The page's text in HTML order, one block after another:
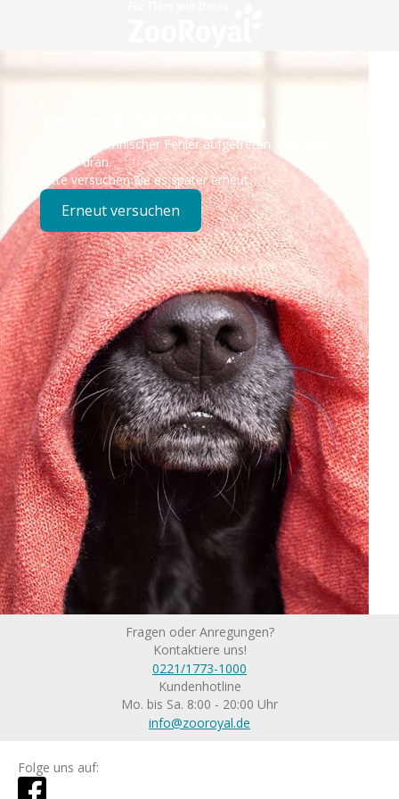
Technisches Problem
Es ist ein technischer Fehler aufgetreten – wir sind
bereits dran.
Bitte versuchen Sie es später erneut.
Erneut versuchen
Fragen oder Anregungen?
Kontaktiere uns!
0221/1773-1000
Kundenhotline
Mo. bis Sa. 8:00 - 20:00 Uhr
info@zooroyal.de
Folge uns auf: